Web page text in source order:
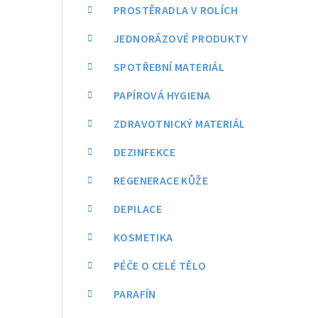
PROSTĚRADLA V ROLÍCH
JEDNORÁZOVÉ PRODUKTY
SPOTŘEBNÍ MATERIÁL
PAPÍROVÁ HYGIENA
ZDRAVOTNICKÝ MATERIÁL
DEZINFEKCE
REGENERACE KŮŽE
DEPILACE
KOSMETIKA
PÉČE O CELÉ TĚLO
PARAFÍN